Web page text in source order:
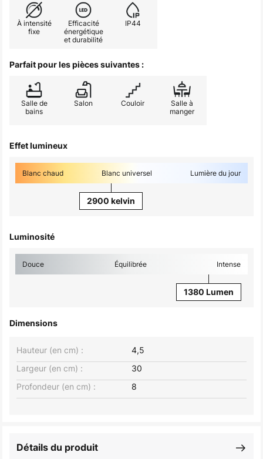
À intensité
fixe
Efficacité
énergétique
et durabilité
IP44
Parfait pour les pièces suivantes :
Salle de
bains
Salon Couloir
Salle à
manger
Effet lumineux
Blanc chaud Blanc universel Lumière du jour
2900 kelvin
Luminosité
Douce Équilibrée Intense
1380 Lumen
Dimensions
Largeur (en cm) : 30
Hauteur (en cm) : 4,5
Profondeur (en cm) : 8
Détails du produit